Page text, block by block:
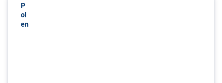
P
ol
en